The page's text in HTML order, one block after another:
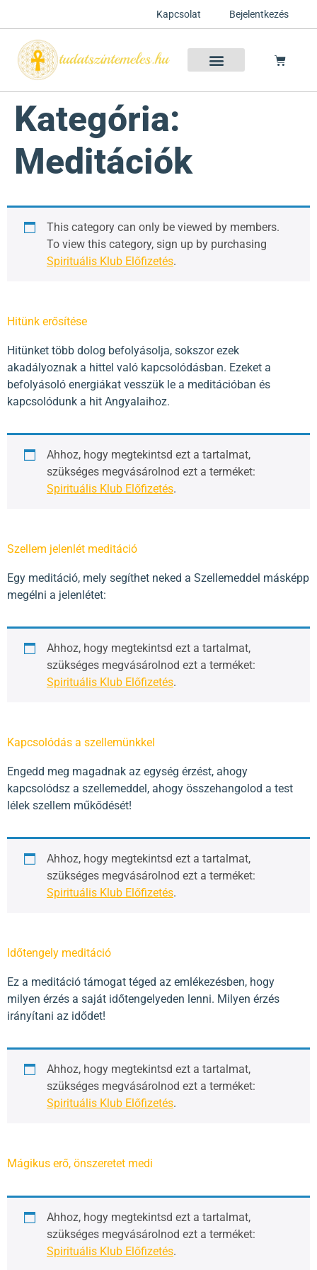
Kapcsolat Bejelentkezés
Kategória:
Meditációk
This category can only be viewed by members.
To view this category, sign up by purchasing
Spirituális Klub Előfizetés.
Hitünk erősítése
Hitünket több dolog befolyásolja, sokszor ezek
akadályoznak a hittel való kapcsolódásban. Ezeket a
befolyásoló energiákat vesszük le a meditációban és
kapcsolódunk a hit Angyalaihoz.
Ahhoz, hogy megtekintsd ezt a tartalmat,
szükséges megvásárolnod ezt a terméket:
Spirituális Klub Előfizetés.
Szellem jelenlét meditáció
Egy meditáció, mely segíthet neked a Szellemeddel másképp
megélni a jelenlétet:
Ahhoz, hogy megtekintsd ezt a tartalmat,
szükséges megvásárolnod ezt a terméket:
Spirituális Klub Előfizetés.
Kapcsolódás a szellemünkkel
Engedd meg magadnak az egység érzést, ahogy
kapcsolódsz a szellemeddel, ahogy összehangolod a test
lélek szellem műkődését!
Ahhoz, hogy megtekintsd ezt a tartalmat,
szükséges megvásárolnod ezt a terméket:
Spirituális Klub Előfizetés.
Időtengely meditáció
Ez a meditáció támogat téged az emlékezésben, hogy
milyen érzés a saját időtengelyeden lenni. Milyen érzés
irányítani az idődet!
Ahhoz, hogy megtekintsd ezt a tartalmat,
szükséges megvásárolnod ezt a terméket:
Spirituális Klub Előfizetés.
Mágikus erő, önszeretet medi
Ahhoz, hogy megtekintsd ezt a tartalmat,
szükséges megvásárolnod ezt a terméket:
Spirituális Klub Előfizetés.